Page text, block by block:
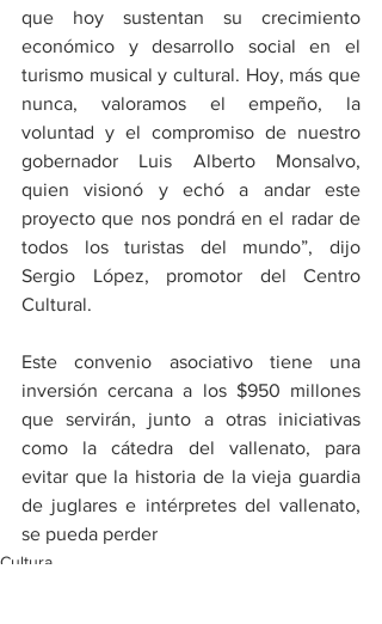
que hoy sustentan su crecimiento
económico y desarrollo social en el
turismo musical y cultural. Hoy, más que
nunca, valoramos el empeño, la
voluntad y el compromiso de nuestro
gobernador Luis Alberto Monsalvo,
quien visionó y echó a andar este
proyecto que nos pondrá en el radar de
todos los turistas del mundo”, dijo
Sergio López, promotor del Centro
Cultural.
Este convenio asociativo tiene una
inversión cercana a los $950 millones
que servirán, junto a otras iniciativas
como la cátedra del vallenato, para
evitar que la historia de la vieja guardia
de juglares e intérpretes del vallenato,
se pueda perder
Cultura